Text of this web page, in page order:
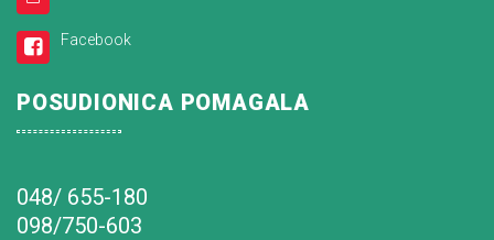
Facebook
POSUDIONICA POMAGALA
048/ 655-180
098/750-603